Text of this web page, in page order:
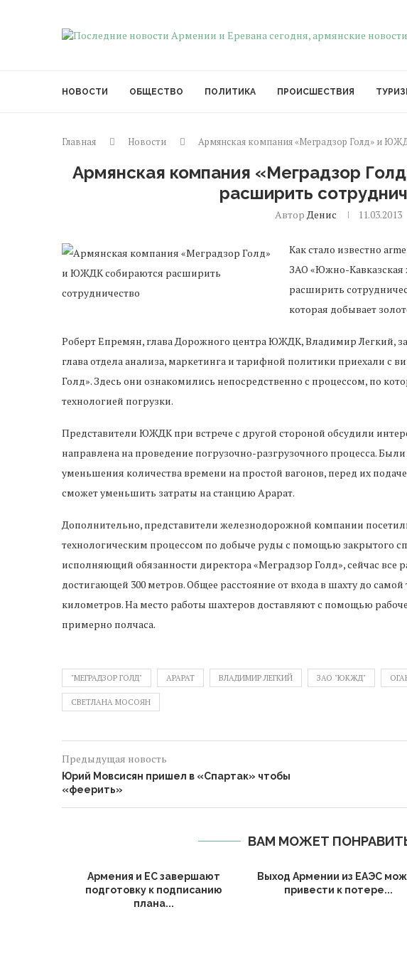
НОВОСТИ ОБЩЕСТВО ПОЛИТИКА ПРОИСШЕСТВИЯ
Главная Новости Армянская компания «Меградзор Голд» и
Армянская компания «Меградзор
расширить
АвторДенис 11.03.2013
Как стало известно
ЗАО «Южно-Кавказская
расширить
которая добывает
Роберт Епремян, глава Дорожного центра ЮЖДК, Владимир Легкий,
глава отдела анализа, маркетинга и тарифной политики приехали с
Голд». Здесь они ознакомились непосредственно с процессом, по
технологией погрузки.
Представители ЮЖДК при встрече с другой стороной обсудили
направлена на проведение погрузочно-разгрузочного процесса.
уменьшения количества времени на простой вагонов, перед их
сможет уменьшить затраты на станцию Арарат.
Дополнительно, представители железнодорожной компании
технологическим процессом по добыче руды с помощью закрытого
исполняющий обязанности директора «Меградзор Голд», сейчас все
достигающей 300 метров. Общее расстояние от входа в шахту до
километров. На место работы шахтеров доставляют с помощью
примерно полчаса.
"МЕГРАДЗОР ГОЛД" АРАРАТ ВЛАДИМИР ЛЕГКИЙ ЗАО "ЮКЖД"
СВЕТЛАНА МОСОЯН
Предыдущая новость
Юрий Мовсисян пришел в «Спартак» чтобы
«феерить»
ВАМ МОЖЕТ
Армения и ЕС завершают
подготовку к подписанию
плана...
Выход Армении из ЕАЭС
привести к потере...